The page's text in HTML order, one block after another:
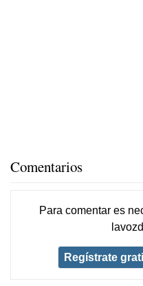
Comentarios
Para comentar es
Regístrate